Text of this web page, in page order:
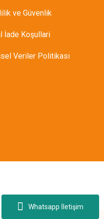
Whatsapp İletişim
KASNAK
ve Güvenlik
İade Koşullari
Veriler Politikası